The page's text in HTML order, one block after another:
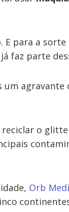
E para a sorte
faz parte
um agravante
o
Orb